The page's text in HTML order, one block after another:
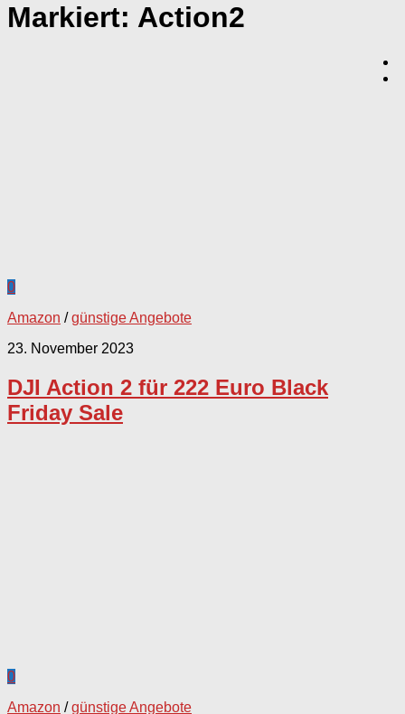
Markiert: Action2
0
Amazon /günstige Angebote
23. November 2023
DJI Action 2 für 222 Euro Black
Friday Sale
0
Amazon /günstige Angebote